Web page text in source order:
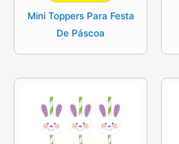
Mini Toppers Para Festa
De Páscoa